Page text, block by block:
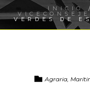
INICIO
VERDES DE
Agraria,